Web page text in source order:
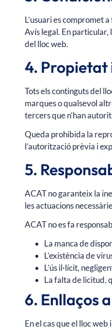
L’usuari es compromet
Avís legal. En particular,
del lloc web.
4. Propietat
Tots els continguts del
marques o qualsevol
tercers que n’han
Queda prohibida la
l’autorització prèvia i
5.
ACAT no garanteix la
les actuacions
ACAT no es fa
La manca de
L’existència de
L’ús il·lícit,
La falta de licitud,
6. Enllaços
En el cas que el lloc